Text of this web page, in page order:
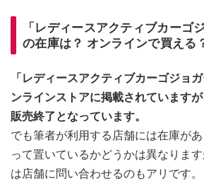
「レディースアクティブカーゴ
の在庫は？ オンラインで買える
「レディースアクティブカーゴジョ
ンラインストアに掲載されていますが
販売終了となっています。
でも筆者が利用する店舗には在庫が
って置いているかどうかは異なりま
は店舗に問い合わせるのもアリです。